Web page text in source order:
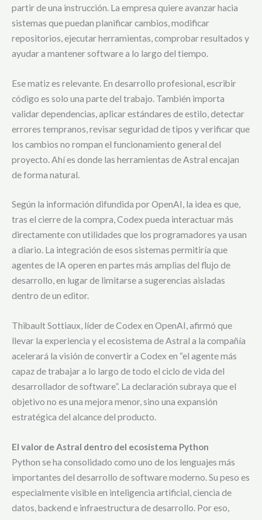
partir de una instrucción. La empresa quiere avanzar hacia
sistemas que puedan planificar cambios, modificar
repositorios, ejecutar herramientas, comprobar resultados y
ayudar a mantener software a lo largo del tiempo.
Ese matiz es relevante. En desarrollo profesional, escribir
código es solo una parte del trabajo. También importa
validar dependencias, aplicar estándares de estilo, detectar
errores tempranos, revisar seguridad de tipos y verificar que
los cambios no rompan el funcionamiento general del
proyecto. Ahí es donde las herramientas de Astral encajan
de forma natural.
Según la información difundida por OpenAI, la idea es que,
tras el cierre de la compra, Codex pueda interactuar más
directamente con utilidades que los programadores ya usan
a diario. La integración de esos sistemas permitiría que
agentes de IA operen en partes más amplias del flujo de
desarrollo, en lugar de limitarse a sugerencias aisladas
dentro de un editor.
Thibault Sottiaux, líder de Codex en OpenAI, afirmó que
llevar la experiencia y el ecosistema de Astral a la compañía
acelerará la visión de convertir a Codex en “el agente más
capaz de trabajar a lo largo de todo el ciclo de vida del
desarrollador de software”. La declaración subraya que el
objetivo no es una mejora menor, sino una expansión
estratégica del alcance del producto.
El valor de Astral dentro del ecosistema Python
Python se ha consolidado como uno de los lenguajes más
importantes del desarrollo de software moderno. Su peso es
especialmente visible en inteligencia artificial, ciencia de
datos, backend e infraestructura de desarrollo. Por eso,